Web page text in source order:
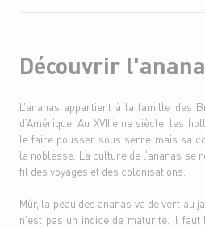
Découvrir
L’ananas appartient à la famille des
d’Amérique. Au XVIIIème siècle, les
le faire pousser sous serre mais sa
la noblesse. La culture de l’ananas se
fil des voyages et des colonisations.
Mûr, la peau des ananas va de vert au
n’est pas un indice de maturité. Il